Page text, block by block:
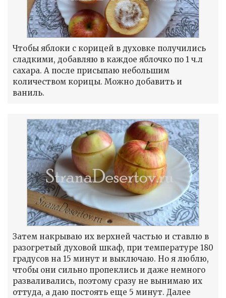
Чтобы яблоки с корицей в духовке получились
сладкими, добавляю в каждое яблочко по 1 ч.л
сахара. А после присыпаю небольшим
количеством корицы. Можно добавить и
ваниль.
Затем накрываю их верхней частью и ставлю в
разогретый духовой шкаф, при температуре 180
градусов на 15 минут и выключаю. Но я люблю,
чтобы они сильно пропеклись и даже немного
разваливались, поэтому сразу не вынимаю их
оттуда, а даю постоять еще 5 минут. Далее